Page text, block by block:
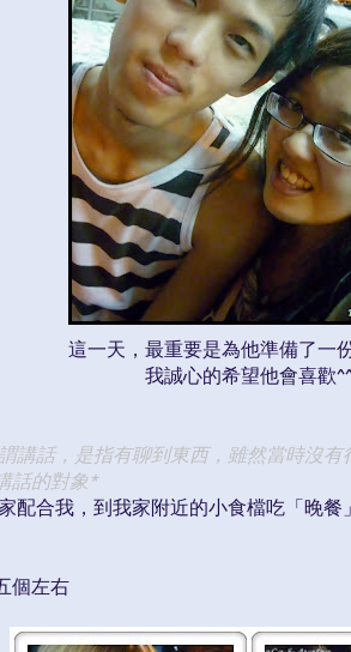
這一天，最重要是為他準備了一
我誠心的希望他會喜歡
講話，是指有聊到東西，雖然當時沒
話的對象*
配合我，到我家附近的小食檔吃「晚餐」
個左右